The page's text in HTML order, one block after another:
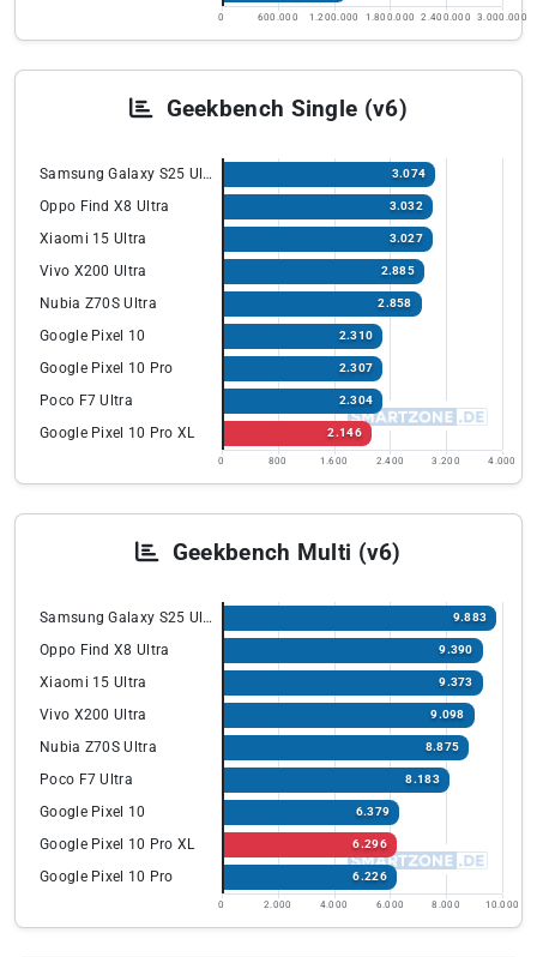
0 600.000 1.200.000 1.800.000 2.400.000 3.000.000
Geekbench Single (v6)
Samsung Galaxy S25 Ultra 3.074
Oppo Find X8 Ultra 3.032
Xiaomi 15 Ultra 3.027
Vivo X200 Ultra 2.885
Nubia Z70S Ultra 2.858
Google Pixel 10 2.310
Google Pixel 10 Pro 2.307
Poco F7 Ultra 2.304
Google Pixel 10 Pro XL 2.146
0 800 1.600 2.400 3.200 4.000
Geekbench Multi (v6)
Samsung Galaxy S25 Ultra 9.883
Oppo Find X8 Ultra 9.390
Xiaomi 15 Ultra 9.373
Vivo X200 Ultra 9.098
Nubia Z70S Ultra 8.875
Poco F7 Ultra 8.183
Google Pixel 10 6.379
Google Pixel 10 Pro XL 6.296
Google Pixel 10 Pro 6.226
0 2.000 4.000 6.000 8.000 10.000